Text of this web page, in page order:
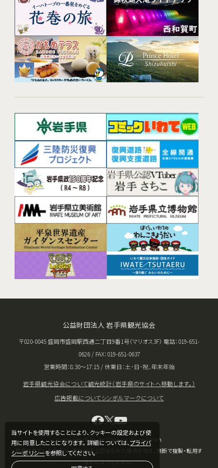
当サイトを使用することにより、クッキーの設定および使
用に同意したことになります。 詳細については、プライバ
シーポリシーを参照してください。
公益財団法人 岩手県観光協会
〒020-0045 盛岡市盛岡駅西通二丁目9番1号（マリオス3F） 電話：019-651-
0626 / FAX：019-651-0637
営業時間：8:30〜17:15 / 休業日：土･日･祝、年末年始
岩手県観光協会について観光統計（岩手県のサイトへ移動します。）
広告掲載についてシンボルマークについて
Copyright © Iwate Tourism Association
掲載されている情報は、著作権法上認められた場合を除き、無断で複製・転用す
ることはできません。